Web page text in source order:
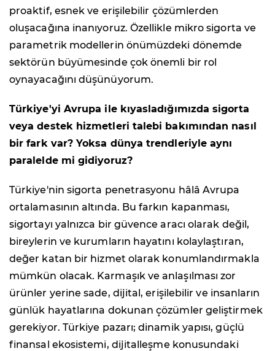
proaktif, esnek ve erişilebilir çözümlerden
oluşacağına inanıyoruz. Özellikle mikro sigorta ve
parametrik modellerin önümüzdeki dönemde
sektörün büyümesinde çok önemli bir rol
oynayacağını düşünüyorum.
Türkiye'yi Avrupa ile kıyasladığımızda sigorta
veya destek hizmetleri talebi bakımından nasıl
bir fark var? Yoksa dünya trendleriyle aynı
paralelde mi gidiyoruz?
Türkiye'nin sigorta penetrasyonu hâlâ Avrupa
ortalamasının altında. Bu farkın kapanması,
sigortayı yalnızca bir güvence aracı olarak değil,
bireylerin ve kurumların hayatını kolaylaştıran,
değer katan bir hizmet olarak konumlandırmakla
mümkün olacak. Karmaşık ve anlaşılması zor
ürünler yerine sade, dijital, erişilebilir ve insanların
günlük hayatlarına dokunan çözümler geliştirmek
gerekiyor. Türkiye pazarı; dinamik yapısı, güçlü
finansal ekosistemi, dijitalleşme konusundaki